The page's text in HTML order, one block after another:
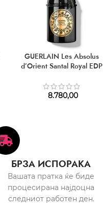
GUERLAIN Les Absolus
d’Orient Santal Royal EDP
8.780,00
БРЗА ИСПОРАКА
Вашата пратка ќе биде
процесирана најдоцна
следниот работен ден.